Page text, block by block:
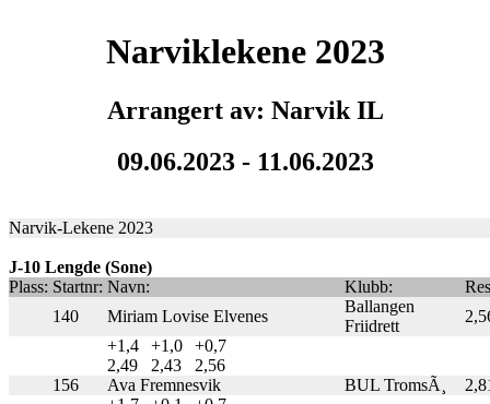
Narviklekene 2023
Arrangert av: Narvik IL
09.06.2023 - 11.06.2023
Narvik-Lekene 2023
J-10 Lengde (Sone)
Plass: Startnr: Navn: Klubb:
140
Miriam Lovise Elvenes
Ballangen
Friidrett
+1,4
+1,0
+0,7
2,49
2,43
2,56
156
Ava Fremnesvik BUL TromsÃ¸